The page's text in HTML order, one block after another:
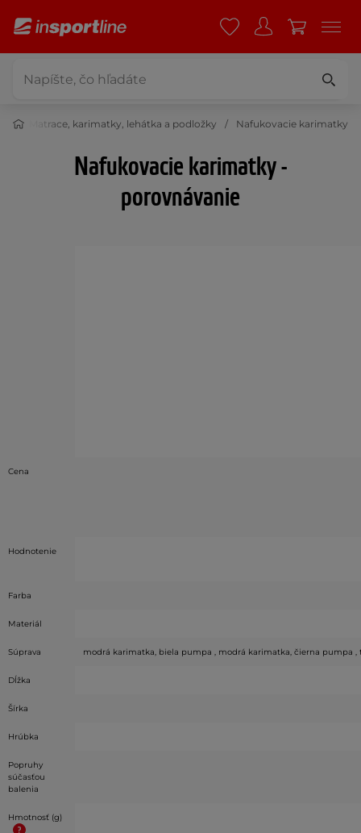
Matrace, karimatky, lehátka a podložky Nafukovacie karimatky
Nafukovacie karimatky -
porovnávanie
Cena
Hodnotenie
Farba
Materiál
Súprava modrá karimatka, biela pumpa , modrá karimatka, čierna pumpa
Dĺžka
Šírka
Hrúbka
Popruhy
súčasťou
balenia
Hmotnosť (g)